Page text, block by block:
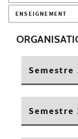
ENSEIGNEMENT
Semestre
Semestre